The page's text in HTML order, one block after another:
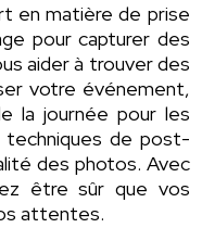
en matière de prise
pour capturer des
aider à trouver des
votre événement,
la journée pour les
de post-
des photos. Avec
être sûr que vos
attentes.